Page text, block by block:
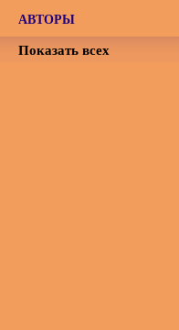
АВТОРЫ
Показать всех